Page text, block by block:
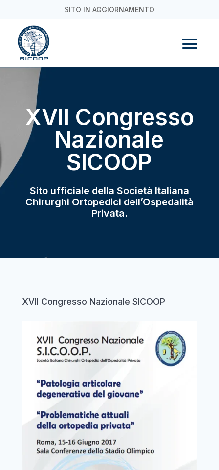
SITO IN AGGIORNAMENTO
XVII Congresso
Nazionale
SICOOP
Sito ufficiale della Società Italiana
Chirurghi Ortopedici dell’Ospedalità
Privata.
XVII Congresso Nazionale SICOOP